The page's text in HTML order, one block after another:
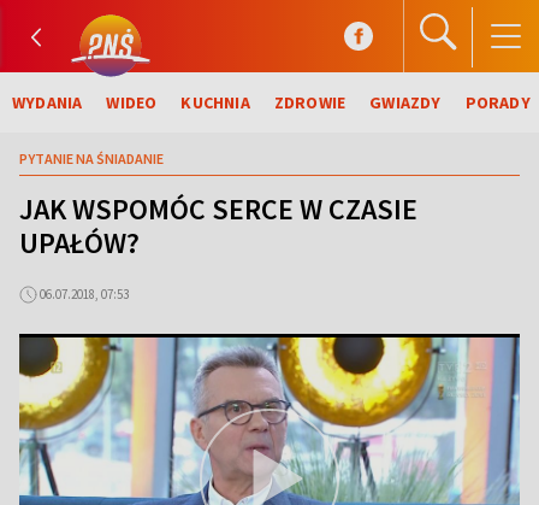
WYDANIA WIDEO KUCHNIA ZDROWIE GWIAZDY PORADY
PYTANIE NA ŚNIADANIE
JAK WSPOMÓC SERCE W CZASIE
UPAŁÓW?
06.07.2018, 07:53